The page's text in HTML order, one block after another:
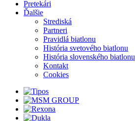
Pretekári
Ďalšie
Strediská
Partneri
Pravidlá biatlonu
História svetového biatlonu
História slovenského biatlonu
Kontakt
Cookies